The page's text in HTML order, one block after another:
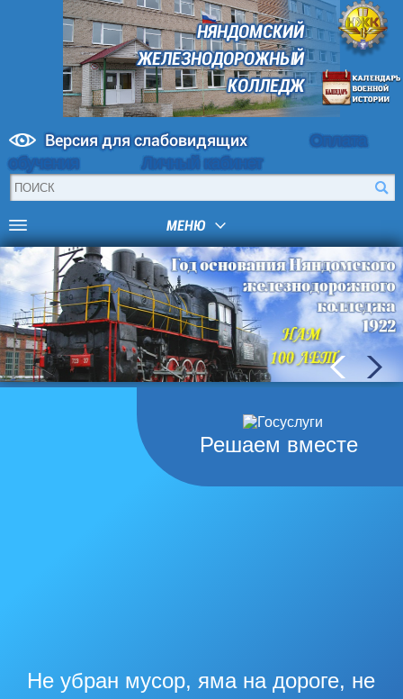
НЯНДОМСКИЙ
ЖЕЛЕЗНОДОРОЖНЫЙ
КОЛЛЕДЖ
Версия для слабовидящих
Оплата
обучения
Личный кабинет
МЕНЮ
Решаем вместе
Не убран мусор, яма на дороге, не